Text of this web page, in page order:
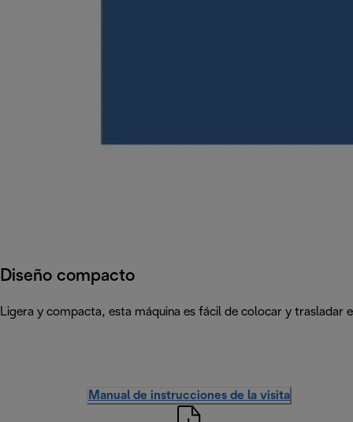
Diseño compacto
Ligera y compacta, esta máquina es fácil de colocar y trasladar
Manual de instrucciones de la visita